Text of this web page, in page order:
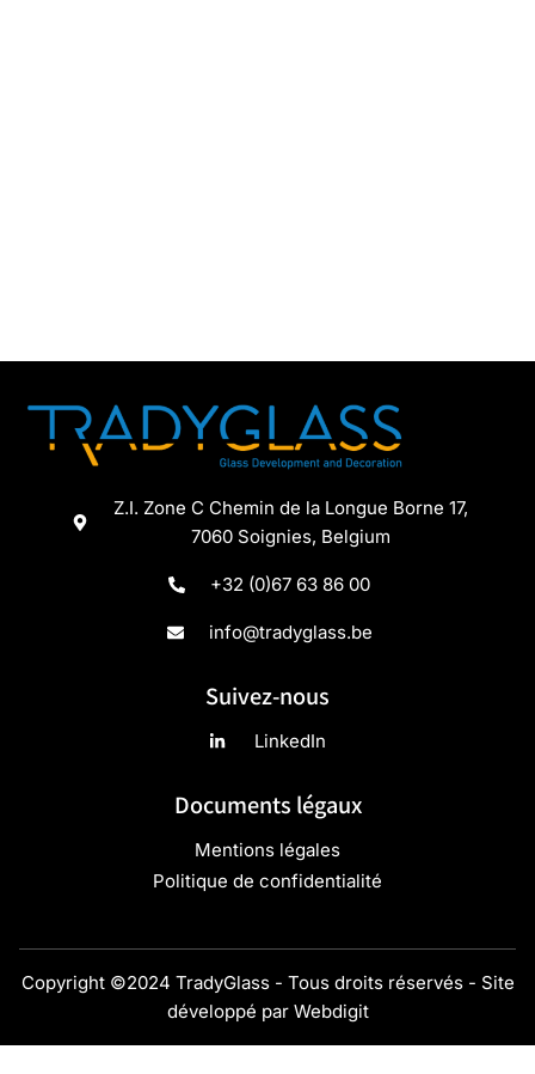
Z.I. Zone C Chemin de la Longue Borne 17,
7060 Soignies, Belgium
+32 (0)67 63 86 00
info@tradyglass.be
Suivez-nous
LinkedIn
Documents légaux
Mentions légales
Politique de confidentialité
Copyright ©2024 TradyGlass - Tous droits réservés - Site
développé par Webdigit